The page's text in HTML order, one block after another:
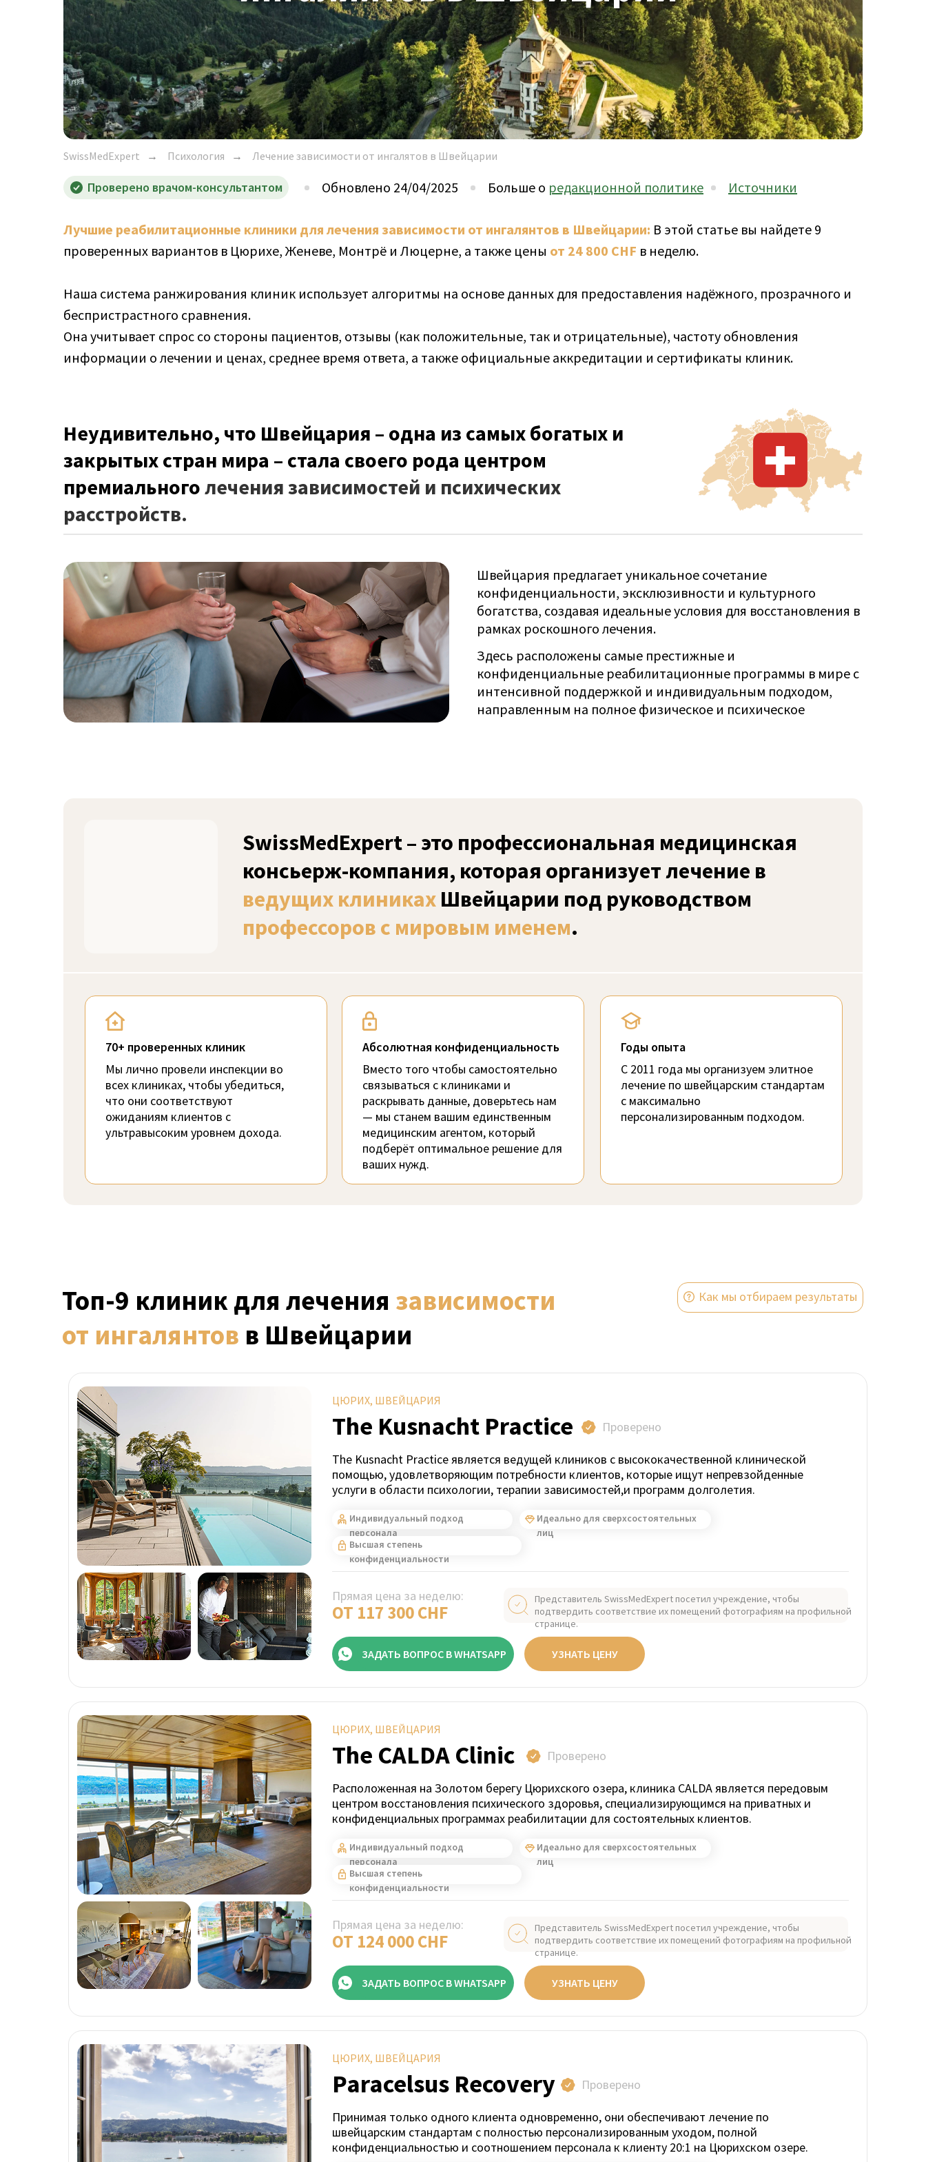
SwissMedExpert → Психология → Лечение зависимости от ингалятов в Швейцарии
Проверено врачом-консультантом Обновлено 24/04/2025 Больше о редакционной политике Источники
Лучшие реабилитационные клиники для лечения зависимости от ингалянтов в Швейцарии: В этой статье вы найдете 9
проверенных вариантов в Цюрихе, Женеве, Монтрё и Люцерне, а также цены от 24 800 CHF в неделю.
Наша система ранжирования клиник использует алгоритмы на основе данных для предоставления надёжного, прозрачного и
беспристрастного сравнения.
Она учитывает спрос со стороны пациентов, отзывы (как положительные, так и отрицательные), частоту обновления
информации о лечении и ценах, среднее время ответа, а также официальные аккредитации и сертификаты клиник.
Неудивительно, что Швейцария – одна из самых богатых и
закрытых стран мира – стала своего рода центром
премиальноголечения зависимостей и психических
расстройств.
Швейцария предлагает уникальное сочетание
конфиденциальности, эксклюзивности и культурного
богатства, создавая идеальные условия для восстановления в
рамках роскошного лечения.
Здесь расположены самые престижные и
конфиденциальные реабилитационные программы в мире с
интенсивной поддержкой и индивидуальным подходом,
направленным на полное физическое и психическое
SwissMedExpert– это профессиональная медицинская
консьерж-компания, которая организует лечение в
ведущих клиниках Швейцарии под руководством
профессоров с мировым именем.
70+ проверенных клиник
Мы лично провели инспекции во
всех клиниках, чтобы убедиться,
что они соответствуют
ожиданиям клиентов с
ультравысоким уровнем дохода.
Абсолютная конфиденциальность
Вместо того чтобы самостоятельно
связываться с клиниками и
раскрывать данные, доверьтесь нам
— мы станем вашим единственным
медицинским агентом, который
подберёт оптимальное решение для
ваших нужд.
Годы опыта
С 2011 года мы организуем элитное
лечение по швейцарским стандартам
с максимально
персонализированным подходом.
Топ-9 клиник для лечения зависимости
от ингалянтов в Швейцарии
Как мы отбираем результаты
ЦЮРИХ, ШВЕЙЦАРИЯ
The Kusnacht Practice Проверено
Прямая цена за неделю:
The Kusnacht Practice является ведущей клиников с высококачественной клинической
помощью, удовлетворяющим потребности клиентов, которые ищут непревзойденные
услуги в области психологии, терапии зависимостей,и программ долголетия.
ОТ 117 300 CHF
УЗНАТЬ ЦЕНУ
ЗАДАТЬ ВОПРОС В WHATSAPP
Представитель SwissMedExpert посетил учреждение, чтобы
подтвердить соответствие их помещений фотографиям на профильной
странице.
Индивидуальный подход
персонала
Идеально для сверхсостоятельных
лиц
Высшая степень
конфиденциальности
ЦЮРИХ, ШВЕЙЦАРИЯ
The CALDA Clinic Проверено
Прямая цена за неделю:
Расположенная на Золотом берегу Цюрихского озера, клиника CALDA является передовым
центром восстановления психического здоровья, специализирующимся на приватных и
конфиденциальных программах реабилитации для состоятельных клиентов.
ОТ 124 000 CHF
УЗНАТЬ ЦЕНУ
ЗАДАТЬ ВОПРОС В WHATSAPP
Представитель SwissMedExpert посетил учреждение, чтобы
подтвердить соответствие их помещений фотографиям на профильной
странице.
Идеально для сверхсостоятельных
лиц
Индивидуальный подход
персонала
Высшая степень
конфиденциальности
ЦЮРИХ, ШВЕЙЦАРИЯ
Paracelsus Recovery Проверено
Принимая только одного клиента одновременно, они обеспечивают лечение по
швейцарским стандартам с полностью персонализированным уходом, полной
конфиденциальностью и соотношением персонала к клиенту 20:1 на Цюрихском озере.